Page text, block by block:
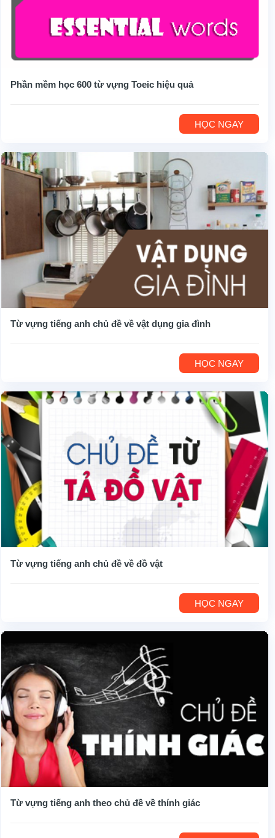
Phần mềm học 600 từ vựng Toeic hiệu quả
HỌC NGAY
Từ vựng tiếng anh chủ đề về vật dụng gia đình
HỌC NGAY
Từ vựng tiếng anh chủ đề về đồ vật
HỌC NGAY
Từ vựng tiếng anh theo chủ đề về thính giác